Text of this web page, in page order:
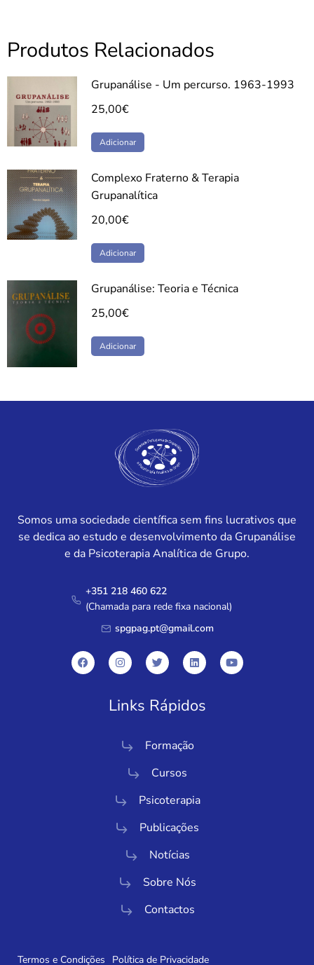
Produtos Relacionados
Grupanálise - Um percurso. 1963-1993
25,00€
Adicionar
Complexo Fraterno & Terapia
Grupanalítica
20,00€
Adicionar
Grupanálise: Teoria e Técnica
25,00€
Adicionar
Somos uma sociedade científica sem fins lucrativos que
se dedica ao estudo e desenvolvimento da Grupanálise
e da Psicoterapia Analítica de Grupo.
+351 218 460 622
(Chamada para rede fixa nacional)
spgpag.pt@gmail.com
Links Rápidos
Formação
Cursos
Psicoterapia
Publicações
Notícias
Sobre Nós
Contactos
Termos e Condições Política de Privacidade